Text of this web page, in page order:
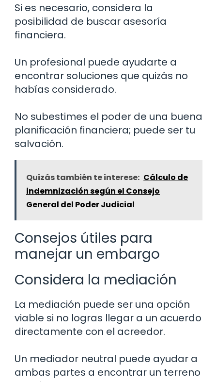
Si es necesario, considera la
posibilidad de buscar asesoría
financiera.
Un profesional puede ayudarte a
encontrar soluciones que quizás no
habías considerado.
No subestimes el poder de una buena
planificación financiera; puede ser tu
salvación.
Quizás también te interese: Cálculo de
indemnización según el Consejo
General del Poder Judicial
Consejos útiles para
manejar un embargo
Considera la mediación
La mediación puede ser una opción
viable si no logras llegar a un acuerdo
directamente con el acreedor.
Un mediador neutral puede ayudar a
ambas partes a encontrar un terreno